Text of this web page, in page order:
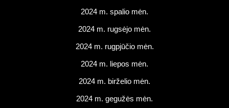
2024 m. spalio mėn.
2024 m. rugsėjo mėn.
2024 m. rugpjūčio mėn.
2024 m. liepos mėn.
2024 m. birželio mėn.
2024 m. gegužės mėn.